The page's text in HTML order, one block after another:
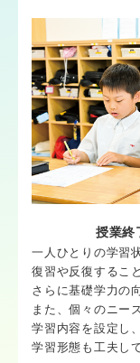
授業終
一人ひとりの学習
復習や反復するこ
さらに基礎学力の
また、個々のニー
学習内容を設定し、
学習形態も工夫し